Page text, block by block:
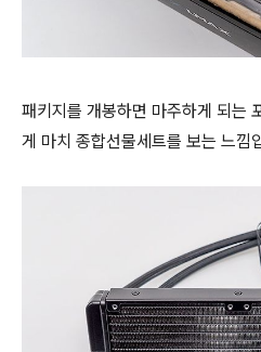
패키지를 개봉하면 마주하게 되는
게 마치 종합선물세트를 보는 느낌